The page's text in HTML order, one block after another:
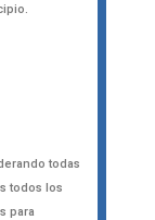
todas
todos los
para